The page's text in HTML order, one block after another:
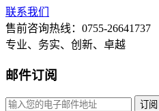
联系我们
售前咨询热线：0755-26641737
专业、务实、创新、卓越
邮件订阅
订阅